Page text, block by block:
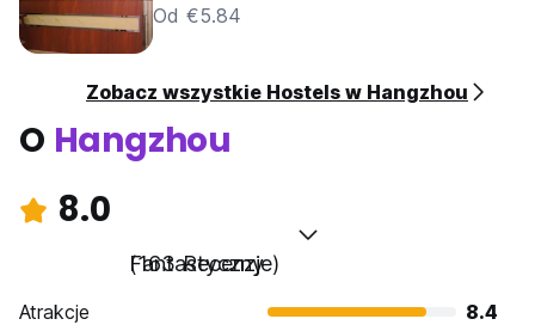
Od €5.84
Zobacz wszystkie Hostels w Hangzhou
O Hangzhou
8.0
Fantastyczny
(163 Recenzje)
Atrakcje
8.4